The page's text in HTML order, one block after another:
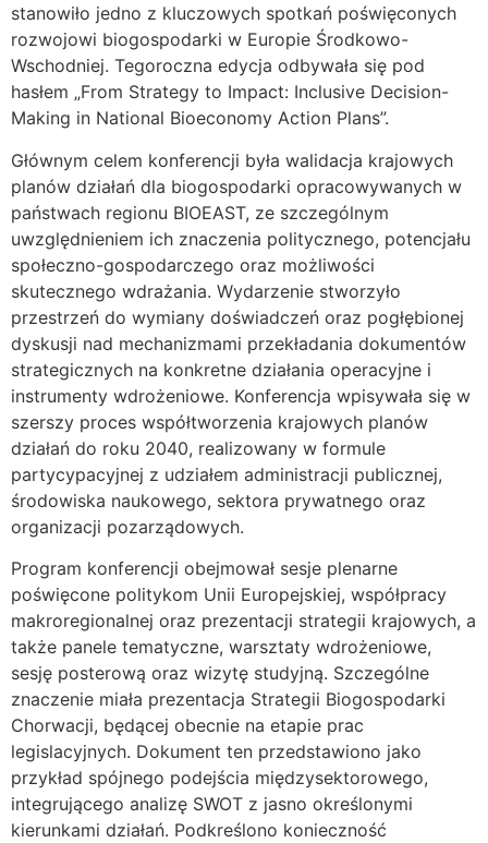
stanowiło jedno z kluczowych spotkań poświęconych
rozwojowi biogospodarki w Europie Środkowo-
Wschodniej. Tegoroczna edycja odbywała się pod
hasłem „From Strategy to Impact: Inclusive Decision-
Making in National Bioeconomy Action Plans”.
Głównym celem konferencji była walidacja krajowych
planów działań dla biogospodarki opracowywanych w
państwach regionu BIOEAST, ze szczególnym
uwzględnieniem ich znaczenia politycznego, potencjału
społeczno-gospodarczego oraz możliwości
skutecznego wdrażania. Wydarzenie stworzyło
przestrzeń do wymiany doświadczeń oraz pogłębionej
dyskusji nad mechanizmami przekładania dokumentów
strategicznych na konkretne działania operacyjne i
instrumenty wdrożeniowe. Konferencja wpisywała się w
szerszy proces współtworzenia krajowych planów
działań do roku 2040, realizowany w formule
partycypacyjnej z udziałem administracji publicznej,
środowiska naukowego, sektora prywatnego oraz
organizacji pozarządowych.
Program konferencji obejmował sesje plenarne
poświęcone politykom Unii Europejskiej, współpracy
makroregionalnej oraz prezentacji strategii krajowych, a
także panele tematyczne, warsztaty wdrożeniowe,
sesję posterową oraz wizytę studyjną. Szczególne
znaczenie miała prezentacja Strategii Biogospodarki
Chorwacji, będącej obecnie na etapie prac
legislacyjnych. Dokument ten przedstawiono jako
przykład spójnego podejścia międzysektorowego,
integrującego analizę SWOT z jasno określonymi
kierunkami działań. Podkreślono konieczność